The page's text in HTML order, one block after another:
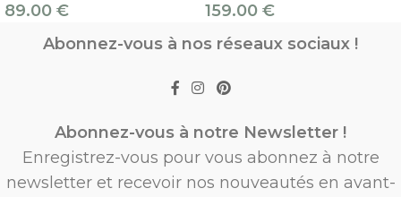
89.00 € 159.00 €
Abonnez-vous à nos réseaux sociaux !
Abonnez-vous à notre Newsletter !
Enregistrez-vous pour vous abonnez à notre
newsletter et recevoir nos nouveautés en avant-